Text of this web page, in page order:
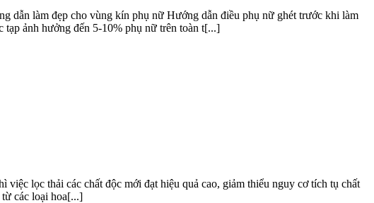
dẫn làm đẹp cho vùng kín phụ nữ Hướng dẫn điều phụ nữ ghét trước khi làm
ảnh hưởng đến 5-10% phụ nữ trên toàn t[...]
lọc thải các chất độc mới đạt hiệu quả cao, giảm thiểu nguy cơ tích tụ chất
các loại hoa[...]